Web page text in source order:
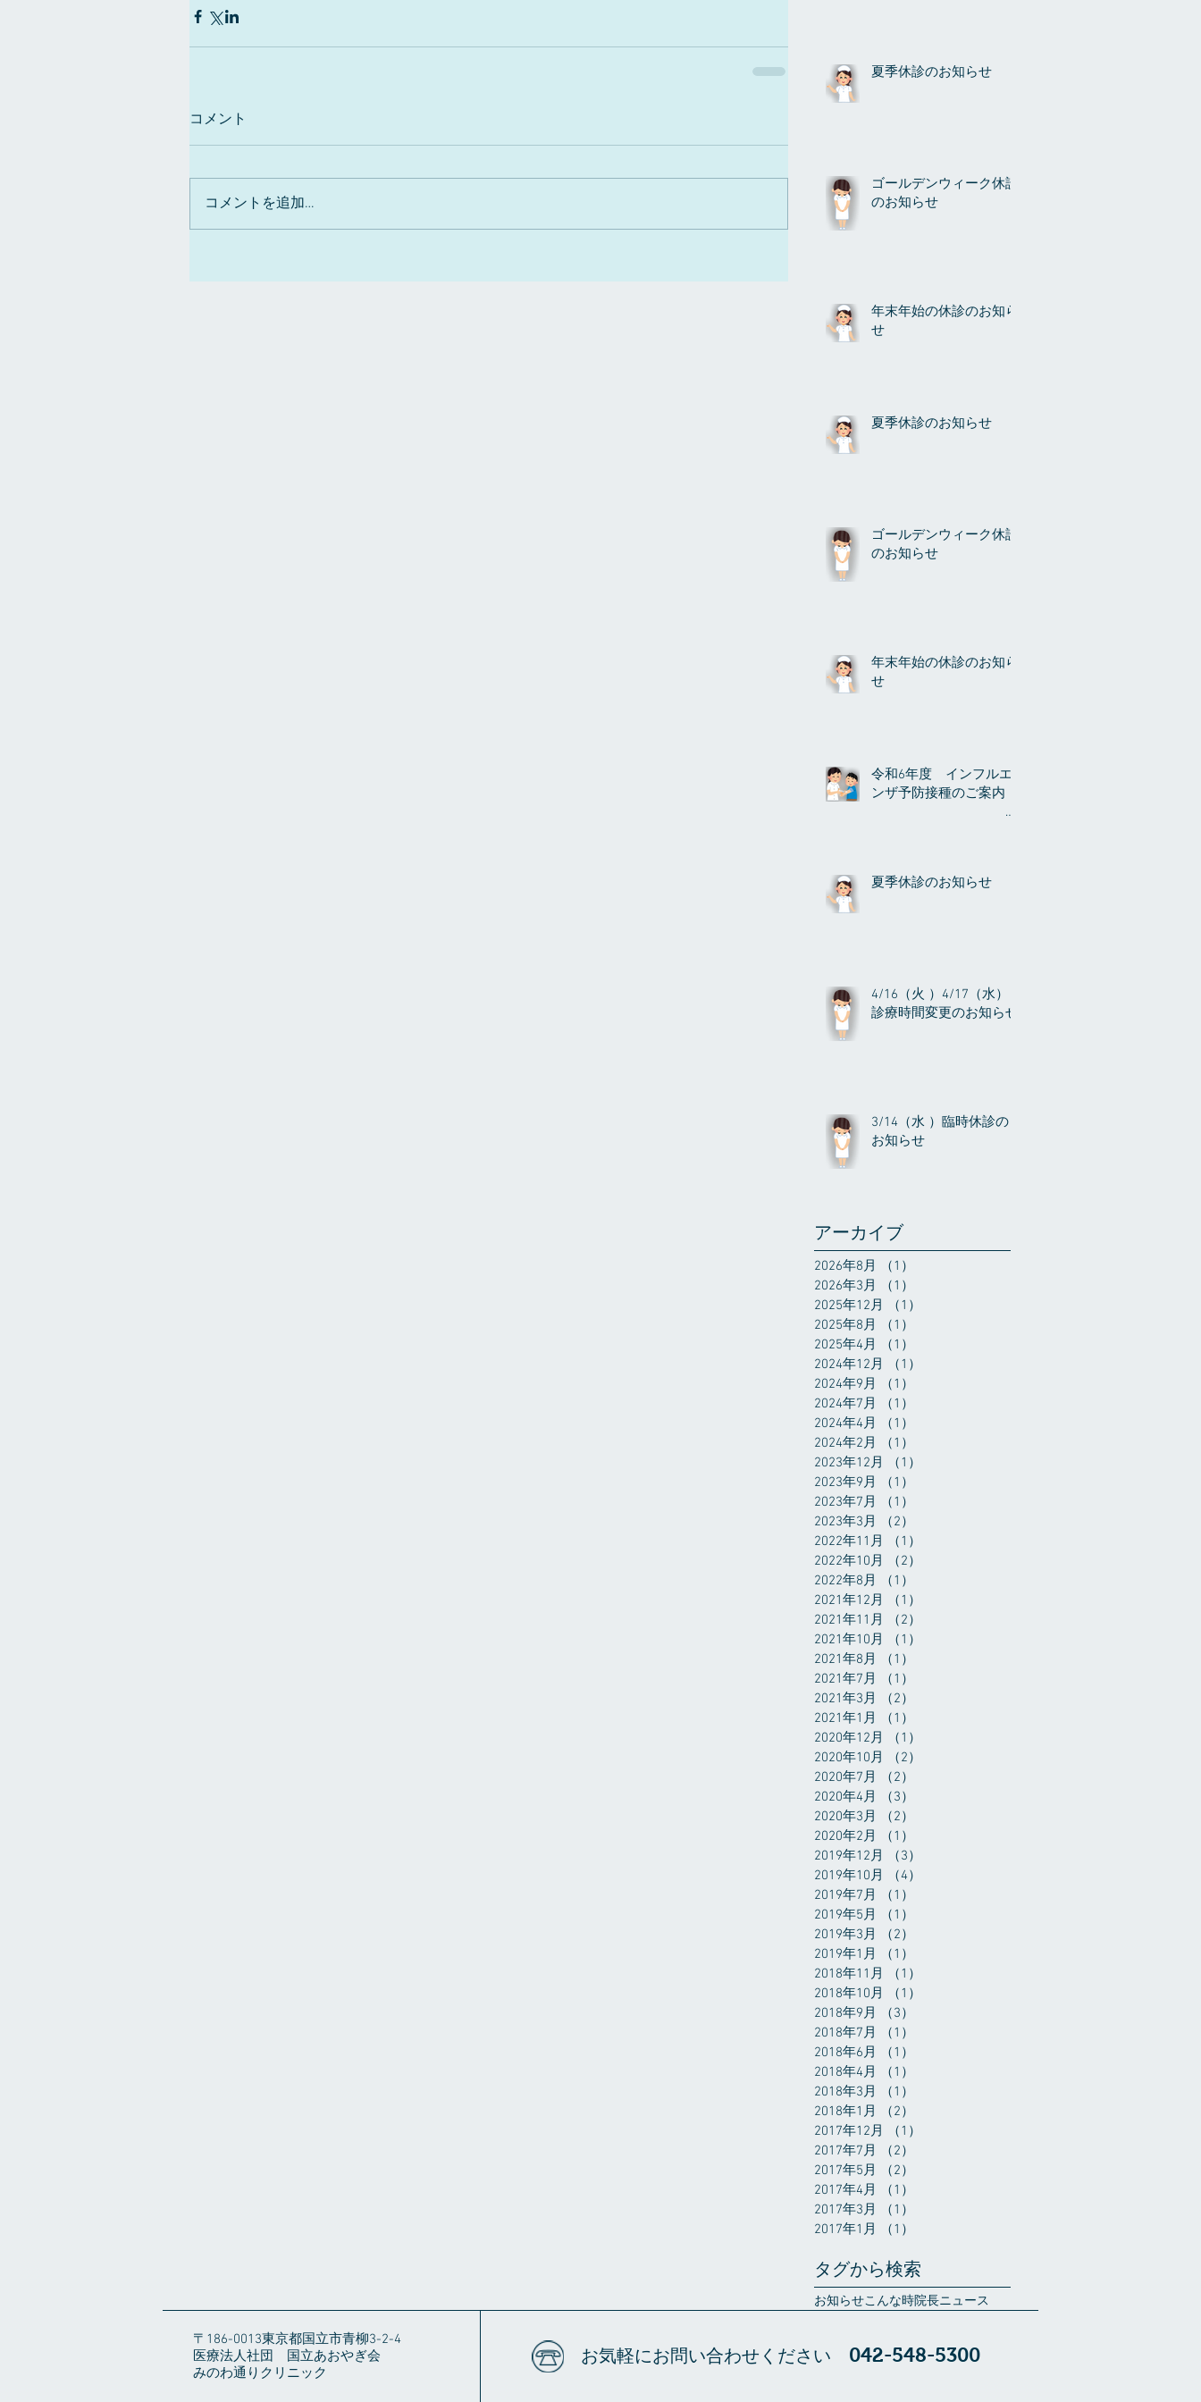
コメント
コメントを追加…
夏季休診のお知らせ
ゴールデンウィーク休診
のお知らせ
年末年始の休診のお知ら
せ
夏季休診のお知らせ
ゴールデンウィーク休診
のお知らせ
年末年始の休診のお知ら
せ
令和6年度 インフルエ
ンザ予防接種のご案内
夏季休診のお知らせ
4/16（火 ）4/17（水）
診療時間変更のお知らせ
3/14（水 ）臨時休診の
お知らせ
アーカイブ
2026年8月 （1）
2026年3月
（1）
2025年12月
（1）
2025年8月
（1）
2025年4月
（1）
2024年12月
（1）
2024年9月
（1）
2024年7月
（1）
2024年4月
（1）
2024年2月
（1）
2023年12月
（1）
2023年9月
（1）
2023年7月
（1）
2023年3月
（2）
2022年11月
（1）
2022年10月
（2）
2022年8月
（1）
2021年12月
（1）
2021年11月
（2）
2021年10月
（1）
2021年8月
（1）
2021年7月
（1）
2021年3月
（2）
2021年1月
（1）
2020年12月
（1）
2020年10月
（2）
2020年7月
（2）
2020年4月
（3）
2020年3月
（2）
2020年2月
（1）
2019年12月
（3）
2019年10月
（4）
2019年7月
（1）
2019年5月
（1）
2019年3月
（2）
2019年1月
（1）
2018年11月
（1）
2018年10月
（1）
2018年9月
（3）
2018年7月
（1）
2018年6月
（1）
2018年4月
（1）
2018年3月
（1）
2018年1月
（2）
2017年12月
（1）
2017年7月
（2）
2017年5月
（2）
2017年4月
（1）
2017年3月
（1）
2017年1月
（1）
タグから検索
お知らせこんな時院長ニュース
〒186-0013東京都国立市青柳3-2-4
医療法人社団 国立あおやぎ会
みのわ通りクリニック
お気軽にお問い合わせください 042-548-5300